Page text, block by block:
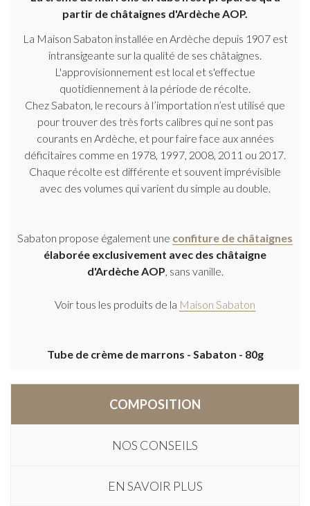
partir de châtaignes d'Ardèche AOP.
La Maison Sabaton installée en Ardèche depuis 1907 est
intransigeante sur la qualité de ses châtaignes.
L'approvisionnement est local et s'effectue
quotidiennement à la période de récolte.
Chez Sabaton, le recours à l’importation n’est utilisé que
pour trouver des très forts calibres qui ne sont pas
courants en Ardèche, et pour faire face aux années
déficitaires comme en 1978, 1997, 2008, 2011 ou 2017.
Chaque récolte est différente et souvent imprévisible
avec des volumes qui varient du simple au double.
Sabaton propose également une confiture de châtaignes
élaborée exclusivement avec des châtaigne
d'Ardèche AOP, sans vanille.
Voir tous les produits de la Maison Sabaton
Tube de crème de marrons - Sabaton - 80g
COMPOSITION
NOS CONSEILS
EN SAVOIR PLUS